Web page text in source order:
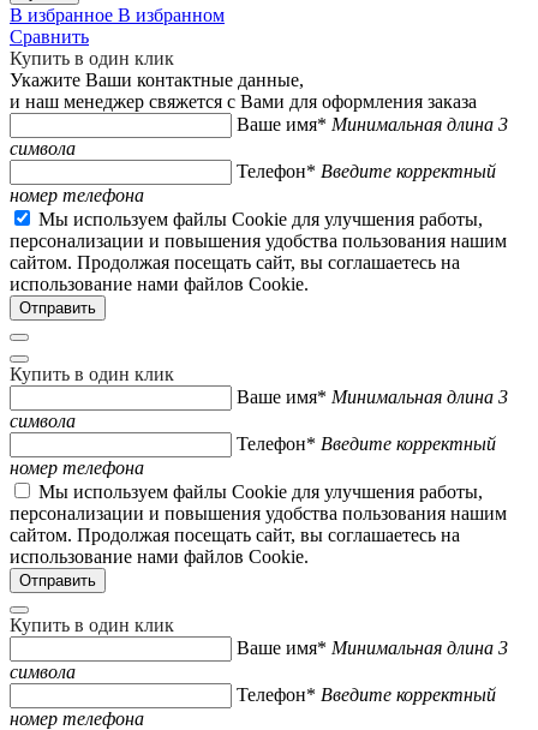
В избранное В избранном
Сравнить
Купить в один клик
Укажите Ваши контактные данные,
и наш менеджер свяжется с Вами для оформления заказа
Ваше имя* Минимальная длина 3
символа
Телефон* Введите корректный
номер телефона
Мы используем файлы Cookie для улучшения работы,
персонализации и повышения удобства пользования нашим
сайтом. Продолжая посещать сайт, вы соглашаетесь на
использование нами файлов Cookie.
Купить в один клик
Ваше имя* Минимальная длина 3
символа
Телефон* Введите корректный
номер телефона
Мы используем файлы Cookie для улучшения работы,
персонализации и повышения удобства пользования нашим
сайтом. Продолжая посещать сайт, вы соглашаетесь на
использование нами файлов Cookie.
Купить в один клик
Ваше имя* Минимальная длина 3
символа
Телефон* Введите корректный
номер телефона